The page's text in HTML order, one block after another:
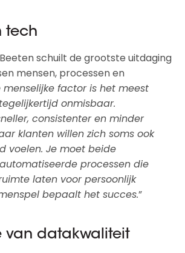
tech
schuilt de grootste uitdaging
mensen, processen en
menselijke factor is het meest
onmisbaar.
consistenter en minder
klanten willen zich soms ook
voelen. Je moet beide
processen die
laten voor persoonlijk
bepaalt het succes.”
van datakwaliteit